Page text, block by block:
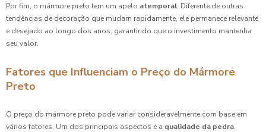
Por fim, o mármore preto tem um apelo atemporal. Diferente de outras
tendências de decoração que mudam rapidamente, ele permanece relevante
e desejado ao longo dos anos, garantindo que o investimento mantenha
seu valor.
Fatores que Influenciam o Preço do Mármore
Preto
O preço do mármore preto pode variar consideravelmente com base em
vários fatores. Um dos principais aspectos é a qualidade da pedra.